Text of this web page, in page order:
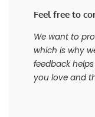
Feel free to
We want to
which is why
feedback
you love and